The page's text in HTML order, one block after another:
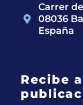
Carrer
08036
España
Recibe